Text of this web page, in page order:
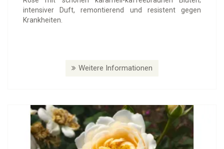
intensiver Duft, remontierend und resistent gegen
Krankheiten.
Weitere Informationen